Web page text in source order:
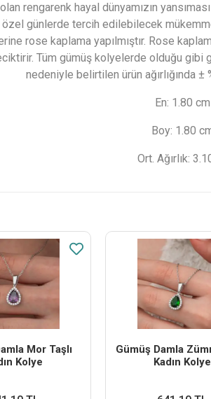
rengarenk hayal dünyamızın
günlerde tercih edilebilecek
rose kaplama yapılmıştır. Rose
Tüm gümüş kolyelerde olduğu
nedeniyle belirtilen ürün ağırlığında
En: 1.80 cm
Boy: 1.80
Ort. Ağırlık:
Mor Taşlı
Kolye
Gümüş Damla
Kadın Kolye